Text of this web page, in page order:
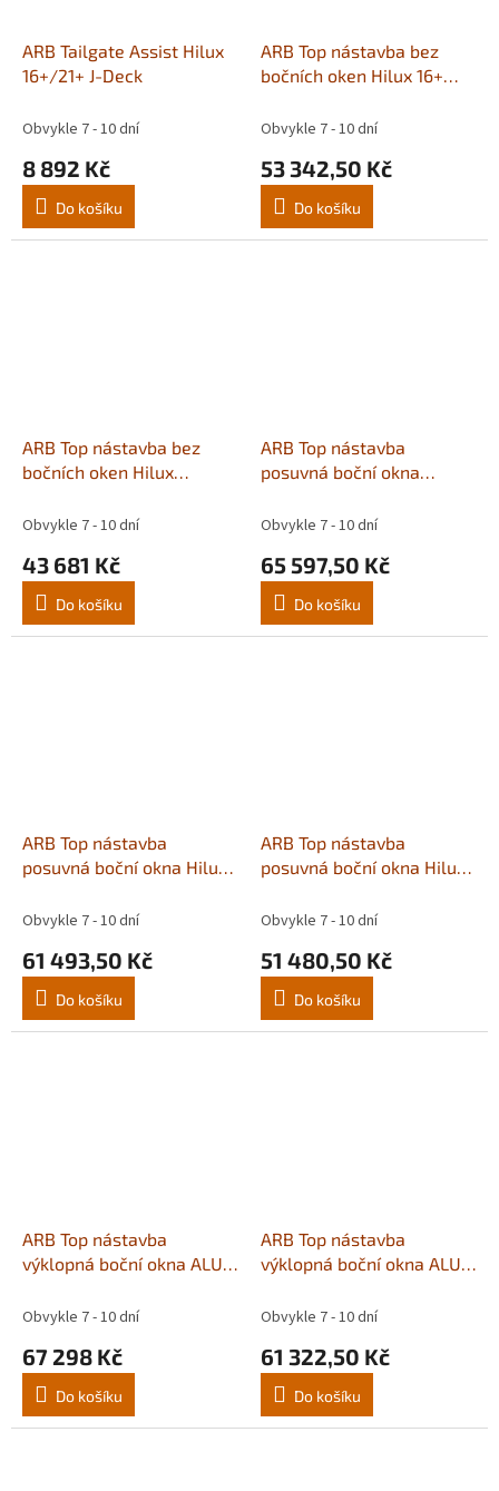
ARB Tailgate Assist Hilux
16+/21+ J-Deck
Obvykle 7 - 10 dní
8 892 Kč
Do košíku
ARB Top nástavba bez
bočních oken Hilux 16+
Obvykle 7 - 10 dní
53 342,50 Kč
Do košíku
ARB Top nástavba bez
bočních oken Hilux
Obvykle 7 - 10 dní
43 681 Kč
Do košíku
ARB Top nástavba
posuvná boční okna
XCLS12A
Obvykle 7 - 10 dní
65 597,50 Kč
Do košíku
ARB Top nástavba
posuvná boční okna Hilux
Obvykle 7 - 10 dní
61 493,50 Kč
Do košíku
ARB Top nástavba
posuvná boční okna Hilux
Obvykle 7 - 10 dní
51 480,50 Kč
Do košíku
ARB Top nástavba
výklopná boční okna ALU
CLS63CA
Obvykle 7 - 10 dní
67 298 Kč
Do košíku
ARB Top nástavba
výklopná boční okna ALU
Obvykle 7 - 10 dní
61 322,50 Kč
Do košíku